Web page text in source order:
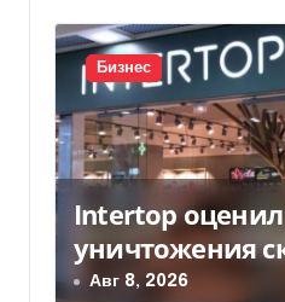
и
с
я
м
Бизнес
Intertop
уничтожения
млн грн
Авг 8, 2026